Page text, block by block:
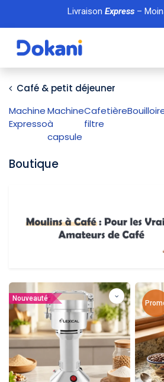
Se rendre au contenu
Livraison Express–
Café & petit déjeuner
Machine
Expresso
Machine
à
capsule
Cafetière
filtre
Boutique
Nouveauté